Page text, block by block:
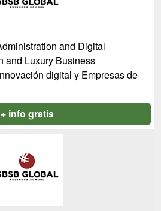
and Digital
and Luxury Business
digital y Empresas de
+ info gratis